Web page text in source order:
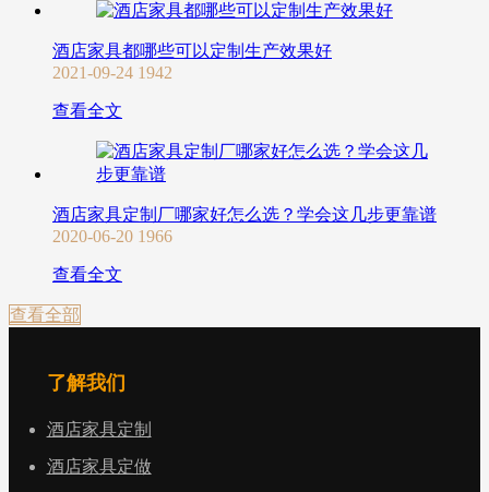
酒店家具都哪些可以定制生产效果好
2021-09-24 1942
查看全文
酒店家具定制厂哪家好怎么选？学会这几步更靠谱
2020-06-20 1966
查看全文
查看全部
了解我们
酒店家具定制
酒店家具定做